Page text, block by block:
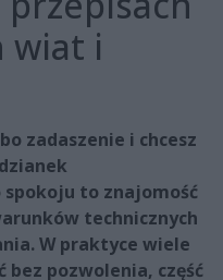
wiat i
zadaszenie i chcesz
to znajomość
technicznych
W praktyce wiele
pozwolenia, część